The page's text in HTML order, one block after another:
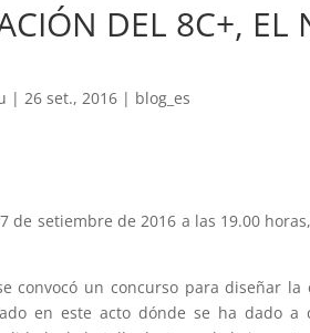
DEL 8C+,
|26 set., 2016 | blog_es
de setiembre de 2016 a las 19.00
convocó un concurso para diseñar
en este acto dónde se ha dado